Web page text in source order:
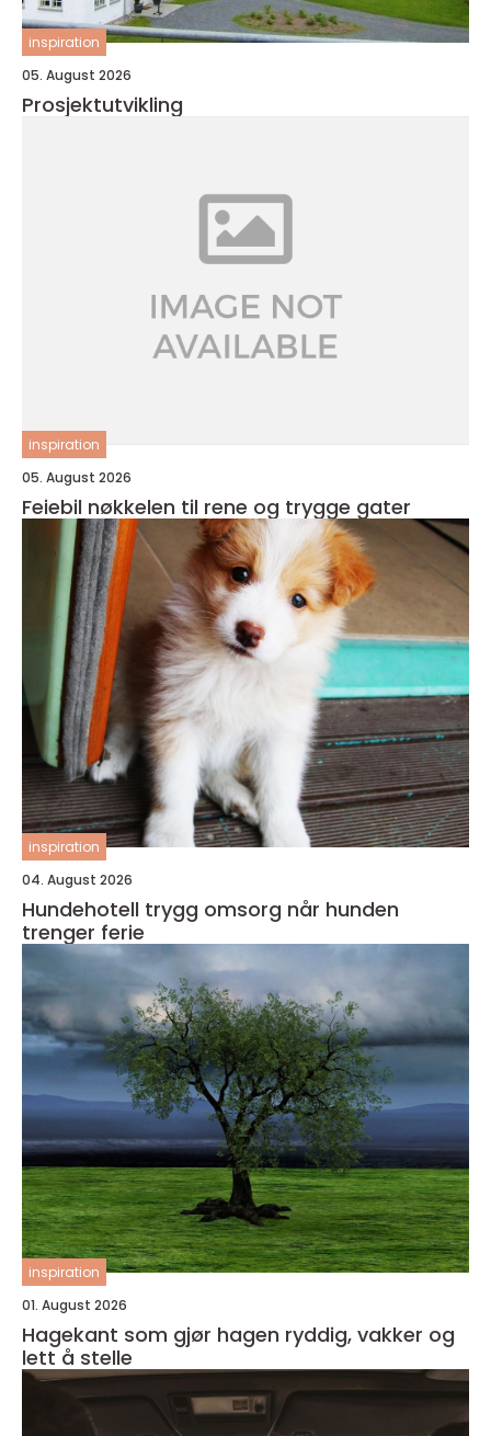
inspiration
05. August 2026
Prosjektutvikling
inspiration
05. August 2026
Feiebil nøkkelen til rene og trygge gater
inspiration
04. August 2026
Hundehotell trygg omsorg når hunden
trenger ferie
inspiration
01. August 2026
Hagekant som gjør hagen ryddig, vakker og
lett å stelle